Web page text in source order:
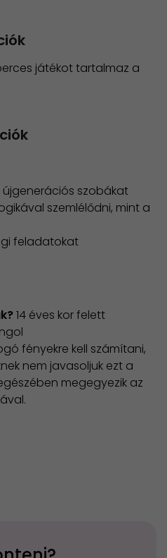
játékot tartalmaz a
újgenerációs szobákat
szemlélődni, mint a
feladatokat
14 éves kor felett
fényekre kell számítani,
nem javasoljuk ezt a
megegyezik az